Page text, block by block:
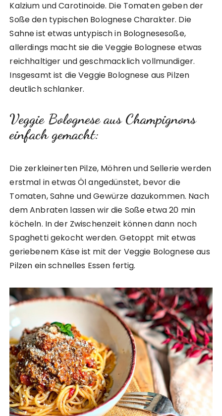
Kalzium und Carotinoide. Die Tomaten geben der
Soße den typischen Bolognese Charakter. Die
Sahne ist etwas untypisch in Bolognesesoße,
allerdings macht sie die Veggie Bolognese etwas
reichhaltiger und geschmacklich vollmundiger.
Insgesamt ist die Veggie Bolognese aus Pilzen
deutlich schlanker.
Veggie Bolognese aus Champignons
einfach gemacht:
Die zerkleinerten Pilze, Möhren und Sellerie werden
erstmal in etwas Öl angedünstet, bevor die
Tomaten, Sahne und Gewürze dazukommen. Nach
dem Anbraten lassen wir die Soße etwa 20 min
köcheln. In der Zwischenzeit können dann noch
Spaghetti gekocht werden. Getoppt mit etwas
geriebenem Käse ist mit der Veggie Bolognese aus
Pilzen ein schnelles Essen fertig.